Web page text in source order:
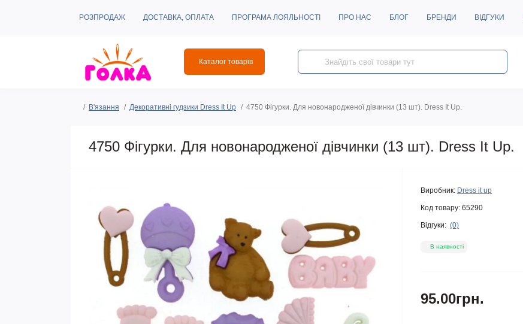
РОЗПРОДАЖ ДОСТАВКА, ОПЛАТА ПРОГРАМА ЛОЯЛЬНОСТІ ПРО НАС БЛОГ БРЕНДИ ВІДГУКИ
Каталог товарів
В'язання Декоративні гудзики Dress It Up 4750 Фігурки. Для новонародженої дівчинки (13 шт). Dress It Up.
4750 Фігурки. Для новонародженої дівчинки (13 шт). Dress It Up.
Виробник: Dress it up
Код товару: 65290
Відгуки: (0)
В наявності
95.00грн.